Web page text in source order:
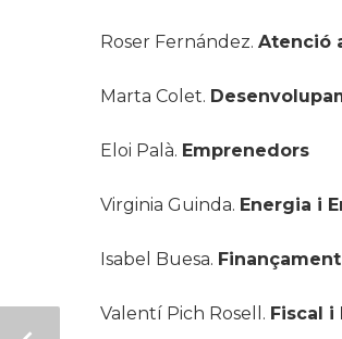
Roser Fernández. Atenció
Marta Colet.
Eloi Palà. Emprenedors
Virginia Guinda. Energia i
Isabel Buesa.
Valentí Pich Rosell. Fiscal i